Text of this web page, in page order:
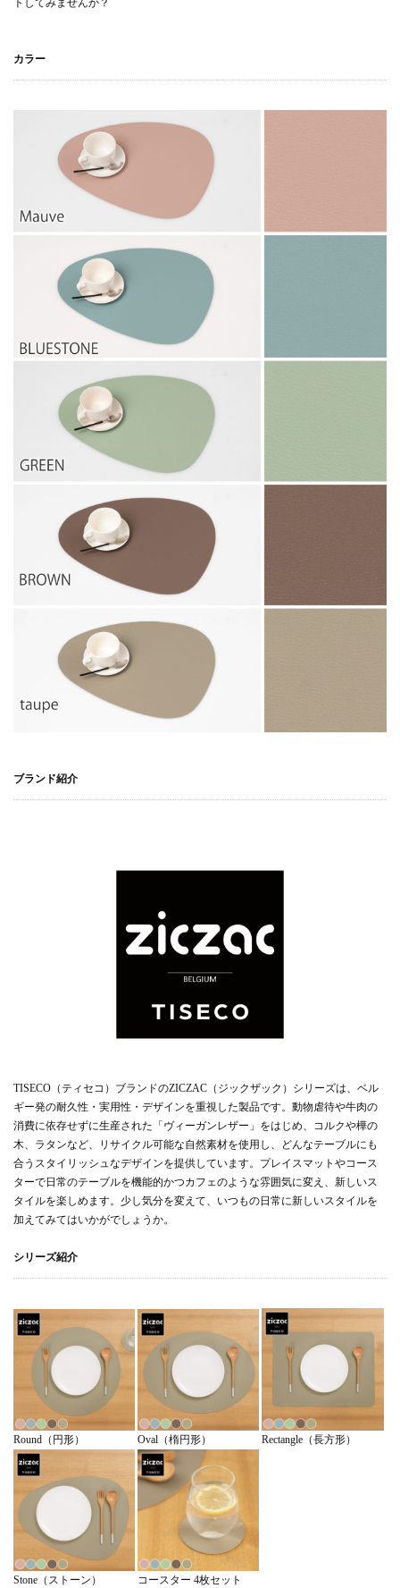
カラー
ブランド紹介
TISECO（ティセコ）ブランドのZICZAC（ジックザック）シリーズは、ベル
ギー発の耐久性・実用性・デザインを重視した製品です。動物虐待や牛肉の
消費に依存せずに生産された「ヴィーガンレザー」をはじめ、コルクや樺の
木、ラタンなど、リサイクル可能な自然素材を使用し、どんなテーブルにも
合うスタイリッシュなデザインを提供しています。プレイスマットやコース
ターで日常のテーブルを機能的かつカフェのような雰囲気に変え、新しいス
タイルを楽しめます。少し気分を変えて、いつもの日常に新しいスタイルを
加えてみてはいかがでしょうか。
シリーズ紹介
Round（円形） Oval（楕円形） Rectangle（長方形）
Stone（ストーン）
コースター 4枚セット